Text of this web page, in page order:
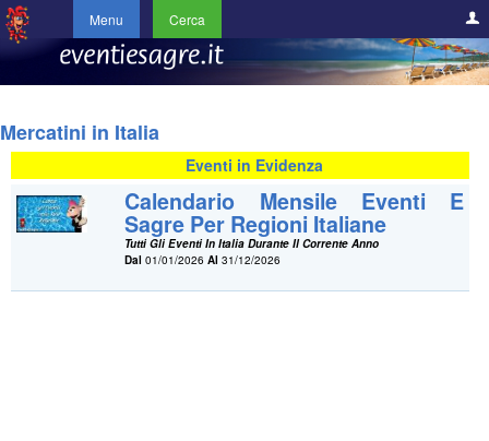
Menu Cerca
Mercatini in Italia
Eventi in Evidenza
Calendario Mensile Eventi E
Sagre Per Regioni Italiane
Tutti Gli Eventi In Italia Durante Il Corrente Anno
Dal 01/01/2026Al 31/12/2026